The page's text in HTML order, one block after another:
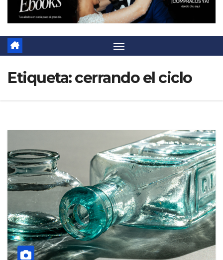
Etiqueta:cerrando el ciclo